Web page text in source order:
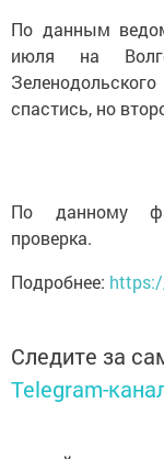
По данным
июля на
спастись, но
По данному
проверка.
Подробнее:
Следите за
Telegram-